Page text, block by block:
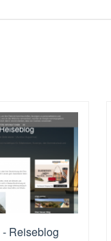
Reiseblog